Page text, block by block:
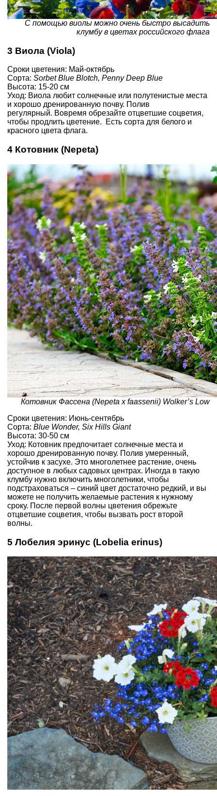
С помощью виолы можно очень быстро высадить
клумбу в цветах российского флага
3 Виола (Viola)
Сроки цветения: Май-октябрь
Сорта: Sorbet Blue Blotch, Penny Deep Blue
Высота: 15-20 см
Уход: Виола любит солнечные или полутенистые места
и хорошо дренированную почву. Полив
регулярный. Вовремя обрезайте отцветшие соцветия,
чтобы продлить цветение. Есть сорта для белого и
красного цвета флага.
4 Котовник (Nepeta)
Котовник Фассена (Nepeta x faassenii) Wolker’s Low
Сроки цветения: Июнь-сентябрь
Сорта: Blue Wonder, Six Hills Giant
Высота: 30-50 см
Уход: Котовник предпочитает солнечные места и
хорошо дренированную почву. Полив умеренный,
устойчив к засухе. Это многолетнее растение, очень
доступное в любых садовых центрах. Иногда в такую
клумбу нужно включить многолетники, чтобы
подстраховаться – синий цвет достаточно редкий, и вы
можете не получить желаемые растения к нужному
сроку. После первой волны цветения обрежьте
отцветшие соцветия, чтобы вызвать рост второй
волны.
5 Лобелия эринус (Lobelia erinus)